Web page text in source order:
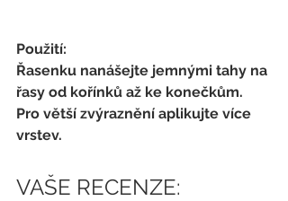
Použití:
Řasenku nanášejte jemnými tahy na
řasy od kořínků až ke konečkům.
Pro větší zvýraznění aplikujte více
vrstev.
VAŠE RECENZE: